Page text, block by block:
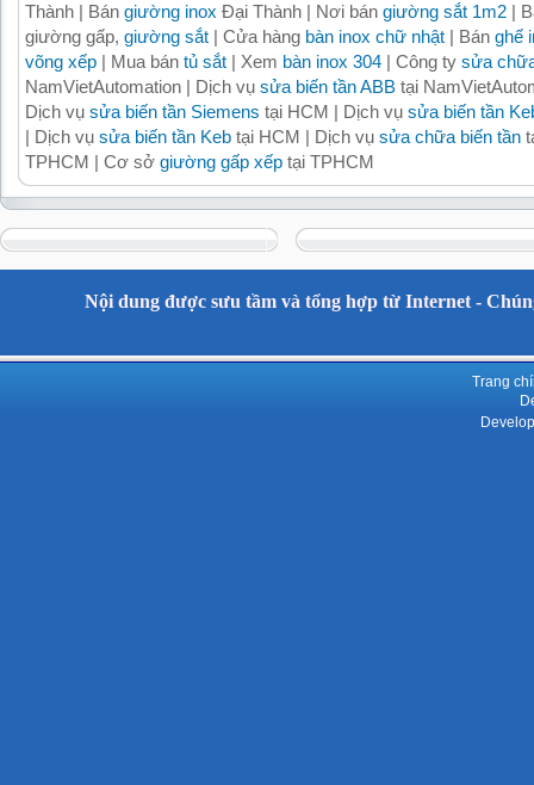
Thành | Bán giường inox Đại Thành | Nơi bán giường sắt 1m2 |
giường gấp, giường sắt | Cửa hàng bàn inox chữ nhật | Bán ghế
võng xếp | Mua bán tủ sắt | Xem bàn inox 304 | Công ty sửa
NamVietAutomation | Dịch vụ sửa biến tần ABB tại
Dịch vụ sửa biến tần Siemens tại HCM | Dịch vụ sửa biến tần
| Dịch vụ sửa biến tần Keb tại HCM | Dịch vụ sửa chữa biến tần
TPHCM | Cơ sở giường gấp xếp tại TPHCM
Nội dung được sưu tầm và tổng hợp từ Internet -
Trang